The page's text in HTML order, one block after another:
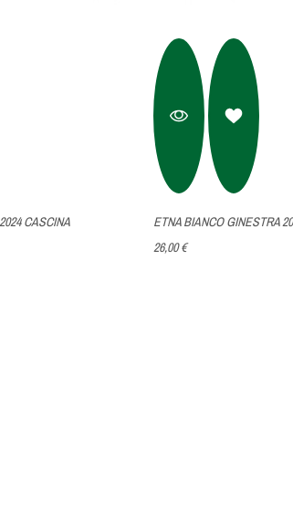
CASCINA
ETNA BIANCO GINESTRA
26,00 €